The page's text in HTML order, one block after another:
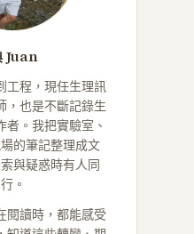
Juan
工程，現任生理訊
，也是不斷記錄生
者。我把實驗室、
的筆記整理成文
與疑惑時有人同
行。
閱讀時，都能感受